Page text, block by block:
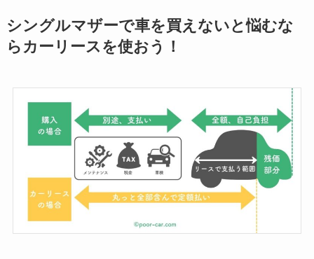
シングルマザーで車を買えないと悩むな
らカーリースを使おう！